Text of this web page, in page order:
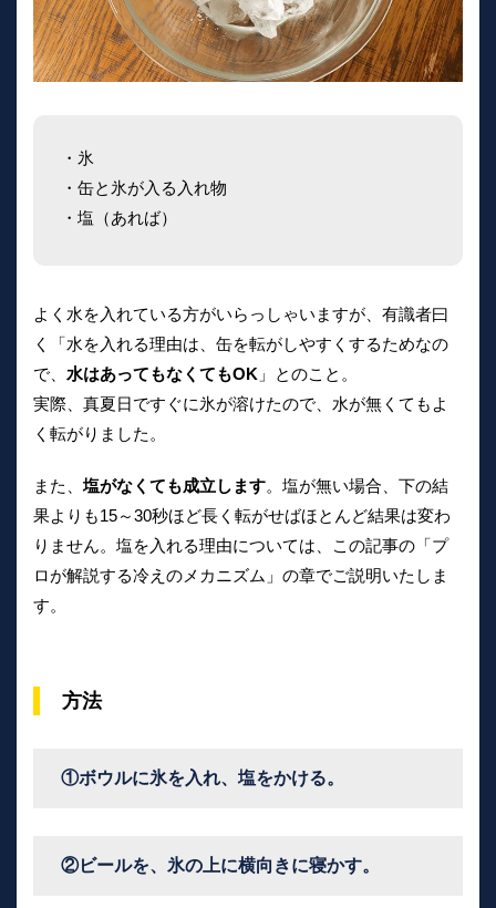
・氷
・缶と氷が入る入れ物
・塩（あれば）
よく水を入れている方がいらっしゃいますが、有識者曰
く「水を入れる理由は、缶を転がしやすくするためなの
で、 水はあってもなくてもOK 」とのこと。
実際、真夏日ですぐに氷が溶けたので、水が無くてもよ
く転がりました。
また、塩がなくても成立します。塩が無い場合、下の結
果よりも15～30秒ほど長く転がせばほとんど結果は変わ
りません。塩を入れる理由については、この記事の「プ
ロが解説する冷えのメカニズム」の章でご説明いたしま
す。
方法
①ボウルに氷を入れ、塩をかける。
②ビールを、氷の上に横向きに寝かす。